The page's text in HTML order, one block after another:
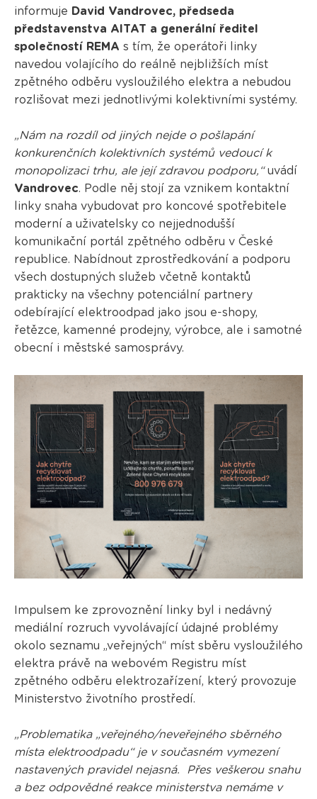
informuje David Vandrovec, předseda
představenstva AITAT a generální ředitel
společností REMA s tím, že operátoři linky
navedou volajícího do reálně nejbližších míst
zpětného odběru vysloužilého elektra a nebudou
rozlišovat mezi jednotlivými kolektivními systémy.
„Nám na rozdíl od jiných nejde o pošlapání
konkurenčních kolektivních systémů vedoucí k
monopolizaci trhu, ale její zdravou podporu,“uvádí
Vandrovec. Podle něj stojí za vznikem kontaktní
linky snaha vybudovat pro koncové spotřebitele
moderní a uživatelsky co nejjednodušší
komunikační portál zpětného odběru v České
republice. Nabídnout zprostředkování a podporu
všech dostupných služeb včetně kontaktů
prakticky na všechny potenciální partnery
odebírající elektroodpad jako jsou e-shopy,
řetězce, kamenné prodejny, výrobce, ale i samotné
obecní i městské samosprávy.
Impulsem ke zprovoznění linky byl i nedávný
mediální rozruch vyvolávající údajné problémy
okolo seznamu „veřejných“ míst sběru vysloužilého
elektra právě na webovém Registru míst
zpětného odběru elektrozařízení, který provozuje
Ministerstvo životního prostředí.
„Problematika „veřejného/neveřejného sběrného
místa elektroodpadu“ je v současném vymezení
nastavených pravidel nejasná. Přes veškerou snahu
a bez odpovědné reakce ministerstva nemáme v